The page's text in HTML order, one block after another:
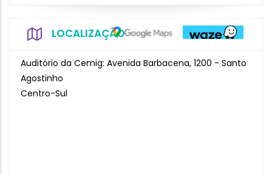
LOCALIZAÇÃO
Auditório da Cemig: Avenida Barbacena, 1200 - Santo
Agostinho
Centro-Sul